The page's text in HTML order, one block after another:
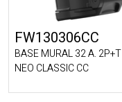
FW130306CC
BASE MURAL 32 A. 2P+T
NEO CLASSIC CC